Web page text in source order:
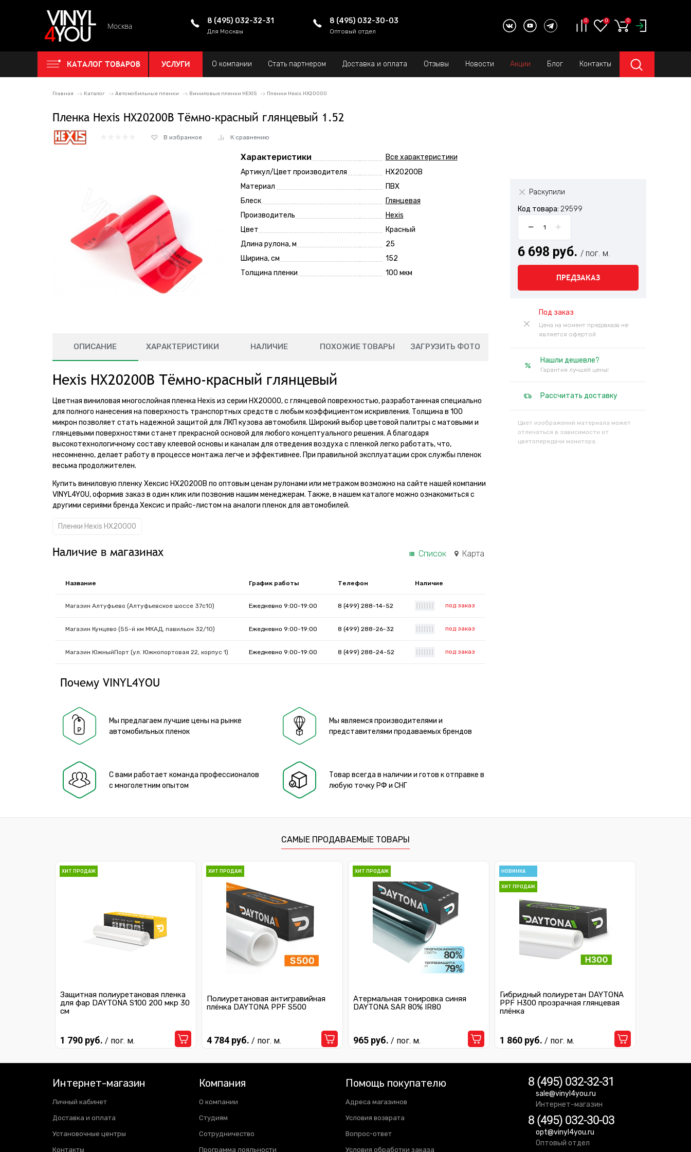
Москва
8 (495) 032-32-31
Для Москвы
8 (495) 032-30-03
Оптовый отдел
0 0 0
КАТАЛОГ ТОВАРОВ УСЛУГИ О компании Стать партнером Доставка и оплата Отзывы Новости Акции Блог Контакты
Главная Каталог Автомобильные пленки Виниловые пленки HEXIS Пленки Hexis HX20000
Пленка Hexis HX20200B Тёмно-красный глянцевый 1.52
В избранное К сравнению
Характеристики
Все характеристики
Артикул/Цвет производителя
HX20200B
Материал
ПВХ
Блеск
Глянцевая
Производитель
Hexis
Цвет
Красный
Длина рулона, м
25
Ширина, см
152
Толщина пленки
100 мкм
Раскупили
Код товара: 29599
6 698 руб. / пог. м.
ПРЕДЗАКАЗ
Под заказ
Цена на момент предзаказа не
является офертой
Нашли дешевле?
Гарантия лучшей цены!
Рассчитать доставку
Цвет изображений материала может
отличаться в зависимости от
цветопередачи монитора.
ОПИСАНИЕ ХАРАКТЕРИСТИКИ НАЛИЧИЕ ПОХОЖИЕ ТОВАРЫ ЗАГРУЗИТЬ ФОТО
Hexis HX20200B Тёмно-красный глянцевый
Цветная виниловая многослойная пленка Hexis из серии НХ20000, с глянцевой поврехностью, разработаннная специально
для полного нанесения на поверхность транспортных средств с любым коэффициентом искривления. Толщина в 100
микрон позволяет стать надежной защитой для ЛКП кузова автомобиля. Широкий выбор цветовой палитры с матовыми и
глянцевыми поверхностями станет прекрасной основой для любого концептуального решения. А благодаря
высокотехнологичному составу клеевой основы и каналам для отведения воздуха с пленкой легко работать, что,
несомненно, делает работу в процессе монтажа легче и эффективнее. При правильной эксплуатации срок службы пленок
весьма продолжителен.
Купить виниловую пленку Хексис HX20200B по оптовым ценам рулонами или метражом возможно на сайте нашей компании
VINYL4YOU, оформив заказ в один клик или позвонив нашим менеджерам. Также, в нашем каталоге можно ознакомиться с
другими сериями бренда Хексис и прайс-листом на аналоги пленок для автомобилей.
Пленки Hexis HX20000
Наличие в магазинах Список Карта
Название График работы Телефон Наличие
Магазин Алтуфьево (Алтуфьевское шоссе 37с10) Ежедневно 9:00-19:00 8 (499) 288-14-52 под заказ
Магазин Кунцево (55-й км МКАД, павильон 32/10) Ежедневно 9:00-19:00 8 (499) 288-26-32 под заказ
Магазин ЮжныйПорт (ул. Южнопортовая 22, корпус 1) Ежедневно 9:00-19:00 8 (499) 288-24-52 под заказ
Почему VINYL4YOU
Мы предлагаем лучшие цены на рынке
автомобильных пленок
Мы являемся производителями и
представителями продаваемых брендов
С вами работает команда профессионалов
с многолетним опытом
Товар всегда в наличии и готов к отправке в
любую точку РФ и СНГ
САМЫЕ ПРОДАВАЕМЫЕ ТОВАРЫ
ХИТ ПРОДАЖ
Защитная полиуретановая пленка
для фар DAYTONA S100 200 мкр 30
см
1 790 руб. / пог. м.
ХИТ ПРОДАЖ
Полиуретановая антигравийная
плёнка DAYTONA PPF S500
4 784 руб. / пог. м.
ХИТ ПРОДАЖ
Атермальная тонировка синяя
DAYTONA SAR 80% IR80
965 руб. / пог. м.
НОВИНКА
ХИТ ПРОДАЖ
Гибридный полиуретан DAYTONA
PPF H300 прозрачная глянцевая
плёнка
1 860 руб. / пог. м.
Интернет-магазин
Личный кабинет
Доставка и оплата
Установочные центры
Контакты
Компания
О компании
Студиям
Сотрудничество
Программа лояльности
Помощь покупателю
Адреса магазинов
Условия возврата
Вопрос-ответ
Условия обработки заказа
8 (495) 032-32-31
sale@vinyl4you.ru
Интернет-магазин
8 (495) 032-30-03
opt@vinyl4you.ru
Оптовый отдел